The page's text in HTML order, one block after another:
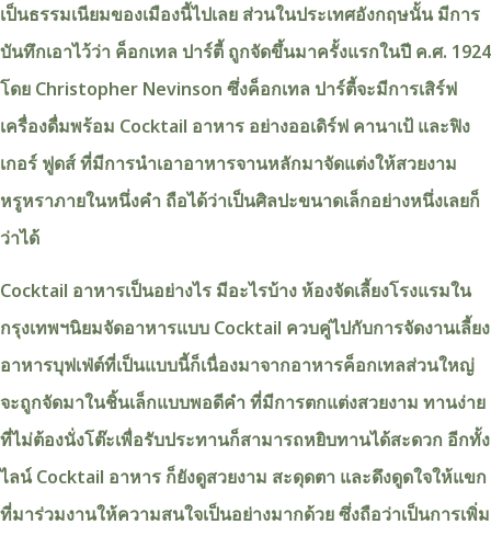
เป็นธรรมเนียมของเมืองนี้ไปเลย ส่วนในประเทศอังกฤษนั้น มีการ
บันทึกเอาไว้ว่า ค็อกเทล ปาร์ตี้ ถูกจัดขึ้นมาครั้งแรกในปี ค.ศ. 1924
โดย Christopher Nevinson ซึ่งค็อกเทล ปาร์ตี้จะมีการเสิร์ฟ
เครื่องดื่มพร้อม Cocktail อาหาร อย่างออเดิร์ฟ คานาเป้ และฟิง
เกอร์ ฟูดส์ ที่มีการนำเอาอาหารจานหลักมาจัดแต่งให้สวยงาม
หรูหราภายในหนึ่งคำ ถือได้ว่าเป็นศิลปะขนาดเล็กอย่างหนึ่งเลยก็
ว่าได้
Cocktail อาหารเป็นอย่างไร มีอะไรบ้าง ห้องจัดเลี้ยงโรงแรมใน
กรุงเทพฯนิยมจัดอาหารแบบ Cocktail ควบคู่ไปกับการจัดงานเลี้ยง
อาหารบุฟเฟ่ต์ที่เป็นแบบนี้ก็เนื่องมาจากอาหารค็อกเทลส่วนใหญ่
จะถูกจัดมาในชิ้นเล็กแบบพอดีคำ ที่มีการตกแต่งสวยงาม ทานง่าย
ที่ไม่ต้องนั่งโต๊ะเพื่อรับประทานก็สามารถหยิบทานได้สะดวก อีกทั้ง
ไลน์ Cocktail อาหาร ก็ยังดูสวยงาม สะดุดตา และดึงดูดใจให้แขก
ที่มาร่วมงานให้ความสนใจเป็นอย่างมากด้วย ซึ่งถือว่าเป็นการเพิ่ม